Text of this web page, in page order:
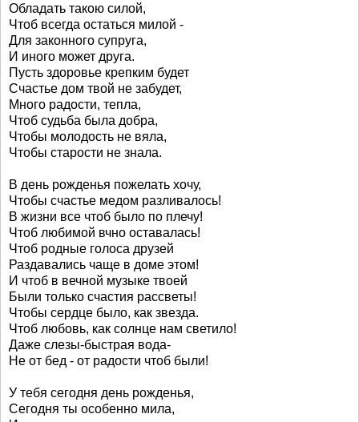
Обладать такою силой,
Чтоб всегда остаться милой -
Для законного супруга,
И иного может друга.
Пусть здоровье крепким будет
Счастье дом твой не забудет,
Много радости, тепла,
Чтоб судьба была добра,
Чтобы молодость не вяла,
Чтобы старости не знала.
В день рожденья пожелать хочу,
Чтобы счастье медом разливалось!
В жизни все чтоб было по плечу!
Чтоб любимой вчно оставалась!
Чтоб родные голоса друзей
Раздавались чаще в доме этом!
И чтоб в вечной музыке твоей
Были только счастия рассветы!
Чтобы сердце было, как звезда.
Чтоб любовь, как солнце нам светило!
Даже слезы-быстрая вода-
Не от бед - от радости чтоб были!
У тебя сегодня день рожденья,
Сегодня ты особенно мила,